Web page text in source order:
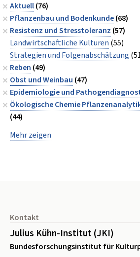
Aktuell(76)
Pflanzenbau und Bodenkunde(68)
Resistenz und Stresstoleranz (57)
Landwirtschaftliche Kulturen (55)
Strategien und Folgenabschätzung
Reben (49)
Obst und Weinbau (47)
Epidemiologie und
Ökologische Chemie
(44)
Mehr zeigen
Kontakt
Julius Kühn-Institut (JKI)
Bundesforschungsinstitut für